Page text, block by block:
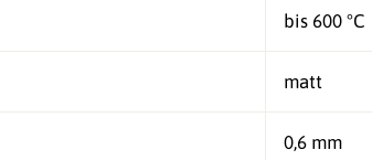
bis 600 °C
matt
0,6 mm